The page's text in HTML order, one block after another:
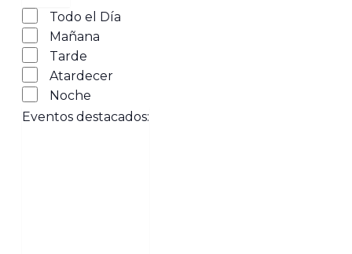
filtroCerrar
filtro
HorarioTodo el Día
Mañana
Tarde
Atardecer
Noche
Eventos destacados: